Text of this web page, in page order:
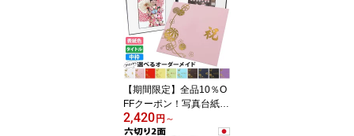
ル追加 差し替え可能 写
真アルバム ポケットアル
バム リフィル式 フリー
台紙 家族写真 ベビー 成
長記録 結婚式 卒業式 七
五三 記念写真 日本製
【期間限定】全品10％O
FFクーポン！写真台紙 2
L 2面 日本製 高級 アルバ
ム 中枠付き 表紙カラー
2,420 円 ～